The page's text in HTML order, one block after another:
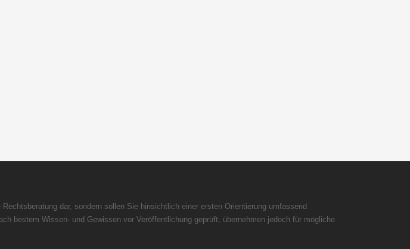
dar, sondern sollen Sie hinsichtlich einer ersten Orientierung umfassend
bestem Wissen- und Gewissen vor Veröffentlichung geprüft, übernehmen jedoch für mögliche